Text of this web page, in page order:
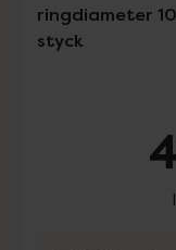
ringdiameter
styck